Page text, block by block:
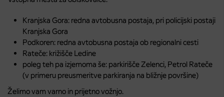
Kranjska Gora: redna avtobusna postaja, pri policijski postaji
Kranjska Gora
Podkoren: redna avtobusna postaja ob regionalni cesti
Rateče: križišče Ledine
poleg teh pa izjemoma še: parkirišče Zelenci, Petrol Rateče
(v primeru preusmeritve parkiranja na bližnje površine)
Želimo vam varno in prijetno vožnjo.